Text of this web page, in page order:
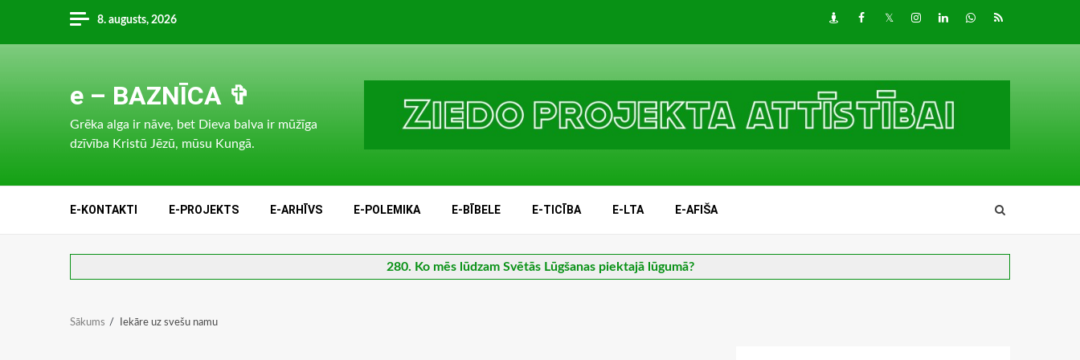
content
8. augusts, 2026 DraugiemFacebook
TwitterInstagram
LinkedInwhatsapp
RSS
e – BAZNĪCA ✞
Grēka alga ir nāve, bet Dieva balva ir mūžīga
dzīvība Kristū Jēzū, mūsu Kungā.
E-KONTAKTI E-PROJEKTS E-ARHĪVS E-POLEMIKA E-BĪBELE E-TICĪBA E-LTA E-AFIŠA
280. Ko mēs lūdzam Svētās Lūgšanas piektajā lūgumā?
Sākums Iekāre uz svešu namu